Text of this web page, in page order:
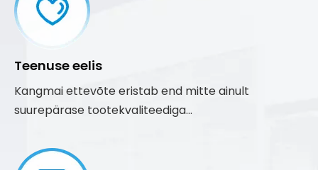
Teenuse eelis
Kangmai ettevõte eristab end mitte ainult
suurepärase tootekvaliteediga...